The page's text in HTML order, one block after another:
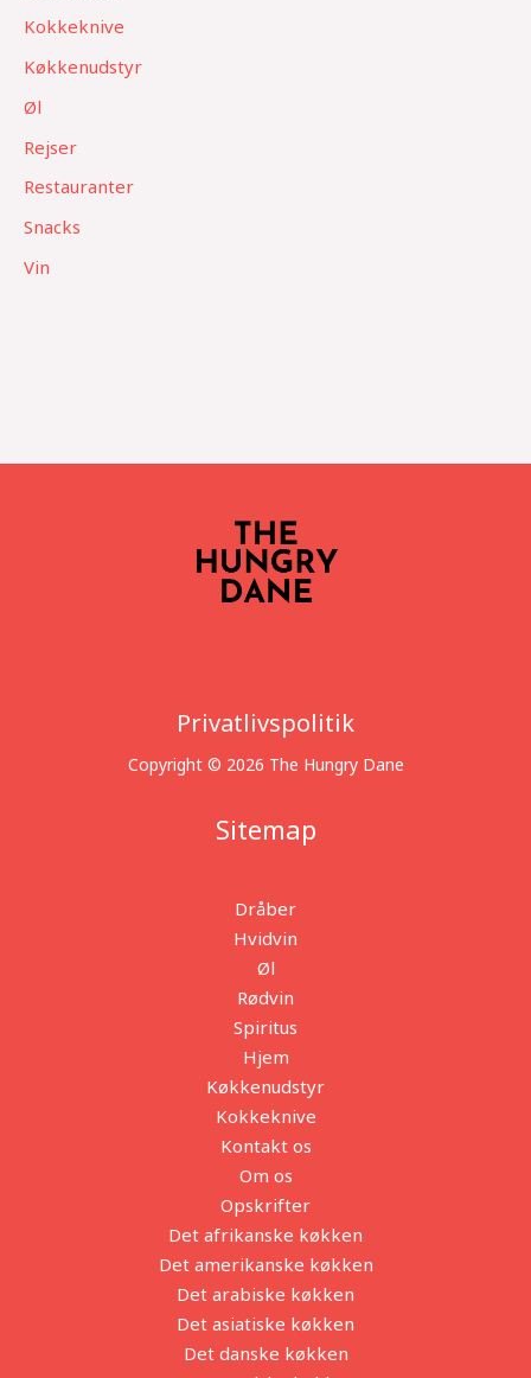
Kokkeknive
Køkkenudstyr
Øl
Rejser
Restauranter
Snacks
Vin
Privatlivspolitik
Copyright © 2026 The Hungry Dane
Sitemap
Dråber
Hvidvin
Øl
Rødvin
Spiritus
Hjem
Køkkenudstyr
Kokkeknive
Kontakt os
Om os
Opskrifter
Det afrikanske køkken
Det amerikanske køkken
Det arabiske køkken
Det asiatiske køkken
Det danske køkken